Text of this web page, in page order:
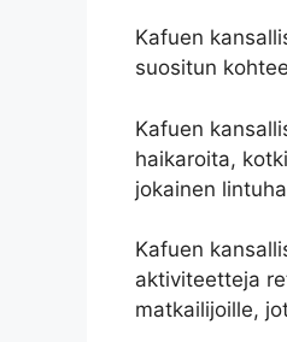
Kafuen
suositun
Kafuen
haikaroita,
jokainen
Kafuen
aktiviteetteja
matkailijoille,